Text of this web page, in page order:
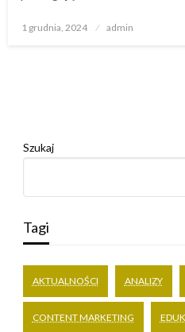
Opublikowane
1 grudnia, 2024 admin
Szukaj
Tagi
AKTUALNOŚCI ANALIZY
CONTENT MARKETING